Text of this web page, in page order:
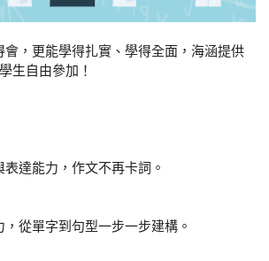
會，更能學得扎實、學得全面，海涵提供
生自由參加！
達能力，作文不再卡詞。
從單字到句型一步一步建構。